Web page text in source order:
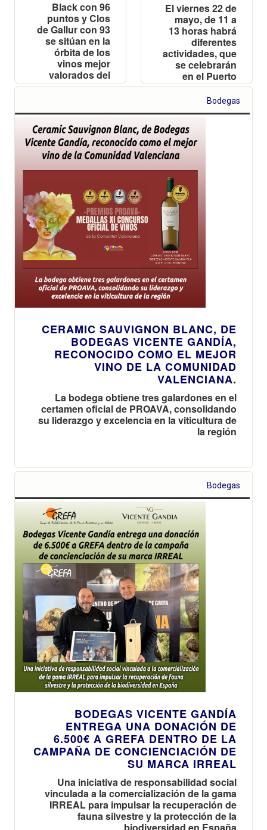
Black con 96
puntos y Clos
de Gallur con 93
se sitúan en la
órbita de los
vinos mejor
valorados del
planeta
El viernes 22 de
mayo, de 11 a
13 horas habrá
diferentes
actividades, que
se celebrarán
en el Puerto
Deportivo y
Turístico Marina
Dénia
Bodegas
CERAMIC SAUVIGNON BLANC, DE
BODEGAS VICENTE GANDÍA,
RECONOCIDO COMO EL MEJOR
VINO DE LA COMUNIDAD
VALENCIANA.
La bodega obtiene tres galardones en el
certamen oficial de PROAVA, consolidando
su liderazgo y excelencia en la viticultura de
la región
Bodegas
BODEGAS VICENTE GANDÍA
ENTREGA UNA DONACIÓN DE
6.500€ A GREFA DENTRO DE LA
CAMPAÑA DE CONCIENCIACIÓN DE
SU MARCA IRREAL
Una iniciativa de responsabilidad social
vinculada a la comercialización de la gama
IRREAL para impulsar la recuperación de
fauna silvestre y la protección de la
biodiversidad en España